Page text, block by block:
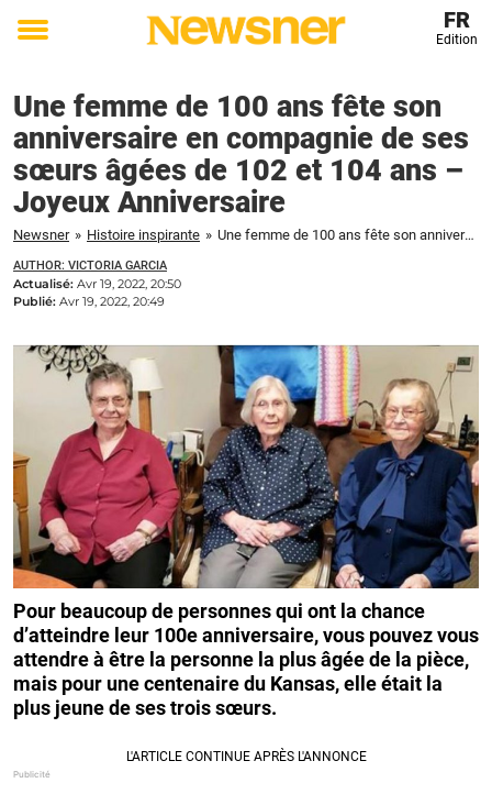
Toggle
FR
Edition
Une femme de 100 ans fête son
anniversaire en compagnie de ses
sœurs âgées de 102 et 104 ans –
Joyeux Anniversaire
Newsner » Histoire inspirante » Une femme de 100 ans fête son anniversaire en compagnie de ses sœurs âgées de 102 et 104 ans - Joyeux Anniversaire
AUTHOR: VICTORIA GARCIA
Actualisé: Avr 19, 2022, 20:50
Publié: Avr 19, 2022, 20:49
Pour beaucoup de personnes qui ont la chance
d’atteindre leur 100e anniversaire, vous pouvez vous
attendre à être la personne la plus âgée de la pièce,
mais pour une centenaire du Kansas, elle était la
plus jeune de ses trois sœurs.